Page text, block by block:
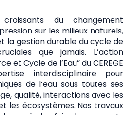
du changement
sur les milieux naturels,
la gestion durable du cycle de
que jamais. L’action
et Cycle de l’Eau” du CEREGE
interdisciplinaire pour
de l’eau sous toutes ses
qualité, interactions avec les
les écosystèmes. Nos travaux